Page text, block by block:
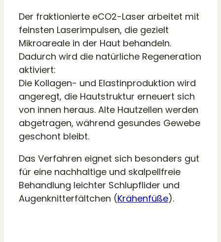
Der fraktionierte eCO2-Laser arbeitet mit
feinsten Laserimpulsen, die gezielt
Mikroareale in der Haut behandeln.
Dadurch wird die natürliche Regeneration
aktiviert:
Die Kollagen- und Elastinproduktion wird
angeregt, die Hautstruktur erneuert sich
von innen heraus. Alte Hautzellen werden
abgetragen, während gesundes Gewebe
geschont bleibt.
Das Verfahren eignet sich besonders gut
für eine nachhaltige und skalpellfreie
Behandlung leichter Schlupflider und
Augenknitterfältchen (Krähenfüße).